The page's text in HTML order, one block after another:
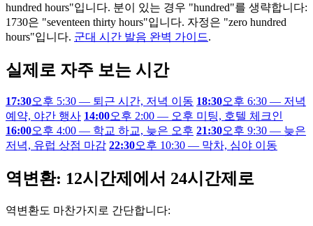
hundred hours"입니다. 분이 있는 경우 "hundred"를 생략합니다:
1730은 "seventeen thirty hours"입니다. 자정은 "zero hundred
hours"입니다. 군대 시간 발음 완벽 가이드.
실제로 자주 보는 시간
17:30오후 5:30 — 퇴근 시간, 저녁 이동 18:30오후 6:30 — 저녁
예약, 야간 행사 14:00오후 2:00 — 오후 미팅, 호텔 체크인
16:00오후 4:00 — 학교 하교, 늦은 오후 21:30오후 9:30 — 늦은
저녁, 유럽 상점 마감 22:30오후 10:30 — 막차, 심야 이동
역변환: 12시간제에서 24시간제로
역변환도 마찬가지로 간단합니다: